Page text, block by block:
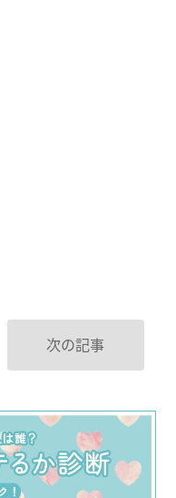
次の記事